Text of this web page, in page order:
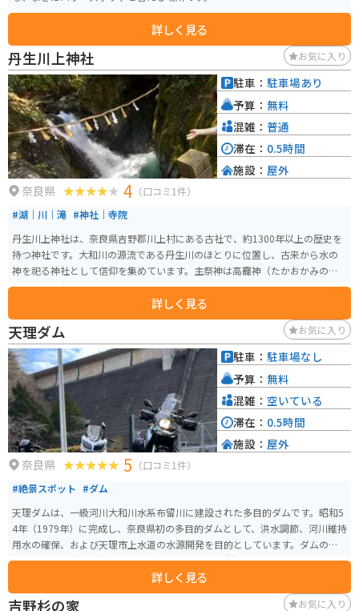
詳しく見る
丹生川上神社 お気に入り
奈良県 4 （口コミ1件）
#湖｜川｜滝 #神社｜寺院
丹生川上神社は、奈良県吉野郡川上村にある古社で、約1300年以上の歴史を
持つ神社です。大和川の源流である丹生川のほとりに位置し、古来から水の
神を祀る神社として信仰を集めています。主祭神は高龗神（たかおかみのか
み）で、雨乞いや水運、農業などに関連するご利益があるとされています。
この神社は、上社・中社・下社の三つから構成され、いずれも深い自然に囲
まれた静寂な環境にあります。上社は特に雨乞いの儀式が行われたことで有
名で、古代から農耕の発展に重要な役割を果たしてきました。また、境内は
自然豊かで、四季折々の美しい風景を楽しむことができ、特に秋の紅葉が見
事です。丹生川上神社は、水にまつわる神聖な空間として、今も多くの参拝者
が訪れる場所となっています。
詳しく見る
駐車： 駐車場あり
予算： 無料
混雑： 普通
滞在： 0.5時間
施設： 屋外
天理ダム お気に入り
奈良県 5 （口コミ1件）
#絶景スポット #ダム
天理ダムは、一級河川大和川水系布留川に建設された多目的ダムです。昭和5
4年（1979年）に完成し、奈良県初の多目的ダムとして、洪水調節、河川維持
用水の確保、および天理市上水道の水源開発を目的としています。ダムの堤
高は60mで、春には桜の絶景が広がる風致公園が併設されています。 天理ダ
ムの周辺には「レイクパーク」が設けられており、ダム湖畔の数箇所に公園
や駐車場が整備されています。木々も大きく育ち、春から秋にかけては自然
詳しく見る
駐車： 駐車場なし
予算： 無料
混雑： 空いている
滞在： 0.5時間
施設： 屋外
吉野杉の家 お気に入り